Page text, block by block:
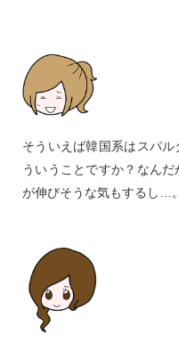
そういえば韓国系はスパ
ういうことですか？なん
が伸びそうな気もするし…。